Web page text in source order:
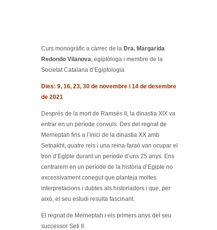
Curs monogràfic a càrrec de la Dra. Margarida
Redondo Vilanova , egiptòloga i membre de la
Societat Catalana d’Egiptologia
Dies: 9, 16, 23, 30 de novembre i 14 de desembre
de 2021
Després de la mort de Ramsès II, la dinastia XIX va
entrar en un període convuls. Des del regnat de
Merneptah fins a l’inici de la dinastia XX amb
Setnakht, quatre reis i una reina-faraó van ocupar el
tron d’Egipte durant un període d’uns 25 anys. Ens
centrarem en un període de la història d’Egipte no
excessivament conegut que planteja moltes
interpretacions i dubtes als historiadors i que, per
això, el seu estudi resulta fascinant.
El regnat de Merneptah i els primers anys del seu
successor Seti II.